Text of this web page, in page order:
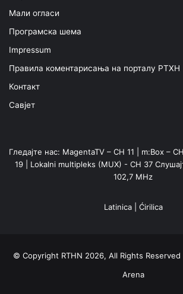
Мали огласи
Програмска шема
Impressum
Правила коментарисања на порталу РТХН
Контакт
Савјет
Гледајте нас: MagentaTV – CH 11 | m:Box –
19 | Lokalni multipleks (MUX) - CH 37
102,7 MHz
Latinica| Ćirilica
© Copyright RTHN 2026, All Rights
Arena